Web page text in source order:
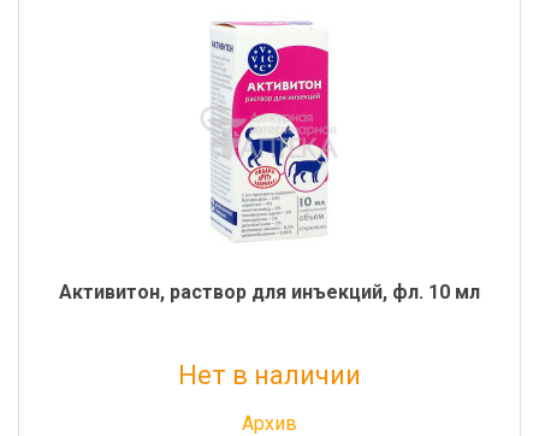
Активитон, раствор для инъекций, фл. 10 мл
Нет в наличии
Архив